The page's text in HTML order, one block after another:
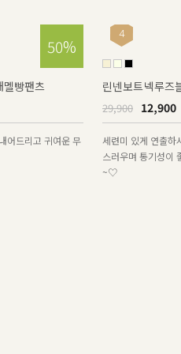
50%
4
린넨보트넥루즈
29,900 12,900
세련미 있게 연출하
스러우며 통기성이
~♡